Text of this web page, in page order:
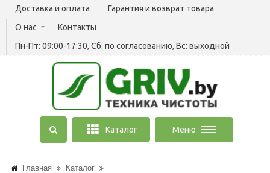
Доставка и оплата
Гарантия и возврат товара
О нас
Контакты
Пн-Пт: 09:00-17:30, Сб: по согласованию, Вс: выходной
Каталог Меню
Главная
Каталог